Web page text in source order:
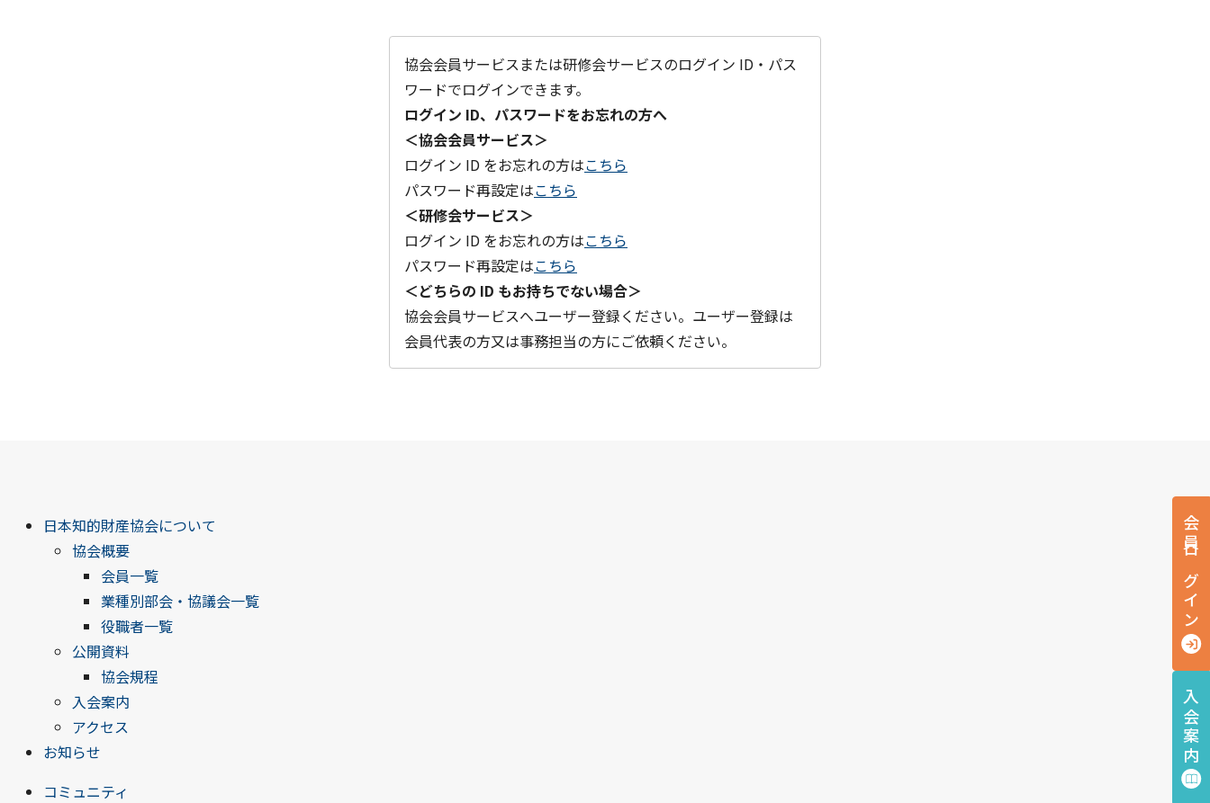
協会会員サービスまたは研修会サービスのログイン ID・パス
ワードでログインできます。
ログイン ID、パスワードをお忘れの方へ
＜協会会員サービス＞
ログイン ID をお忘れの方はこちら
パスワード再設定はこちら
＜研修会サービス＞
ログイン ID をお忘れの方はこちら
パスワード再設定はこちら
＜どちらの ID もお持ちでない場合＞
協会会員サービスへユーザー登録ください。ユーザー登録は
会員代表の方又は事務担当の方にご依頼ください。
会員ログイン
入会案内
日本知的財産協会について
協会概要
会員一覧
業種別部会・協議会一覧
役職者一覧
公開資料
協会規程
入会案内
アクセス
お知らせ
コミュニティ